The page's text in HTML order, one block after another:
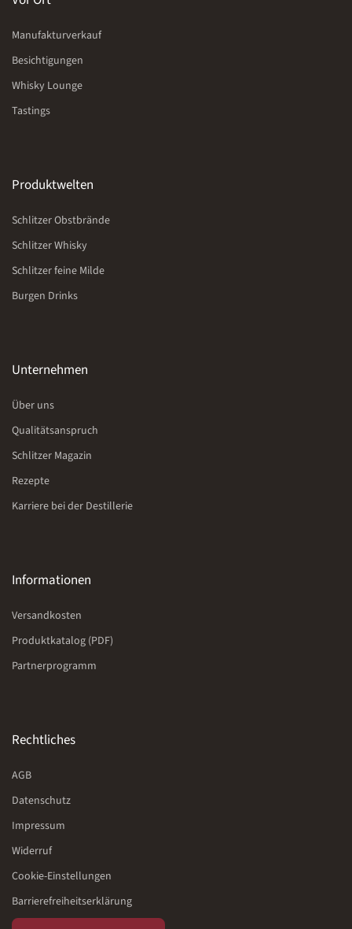
Manufakturverkauf
Besichtigungen
Whisky Lounge
Tastings
Produktwelten
Schlitzer Obstbrände
Schlitzer Whisky
Schlitzer feine Milde
Burgen Drinks
Unternehmen
Über uns
Qualitätsanspruch
Schlitzer Magazin
Rezepte
Karriere bei der Destillerie
Informationen
Versandkosten
Produktkatalog (PDF)
Partnerprogramm
Rechtliches
AGB
Datenschutz
Impressum
Widerruf
Cookie-Einstellungen
Barrierefreiheitserklärung